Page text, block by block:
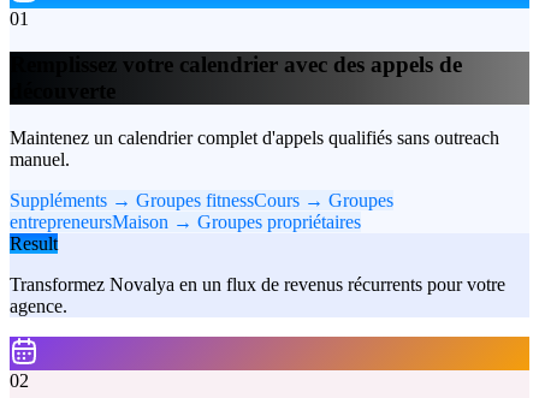
01
Remplissez votre calendrier avec des appels de
découverte
Maintenez un calendrier complet d'appels qualifiés sans outreach
manuel.
Suppléments → Groupes fitnessCours → Groupes
entrepreneursMaison → Groupes propriétaires
Result
Transformez Novalya en un flux de revenus récurrents pour votre
agence.
02